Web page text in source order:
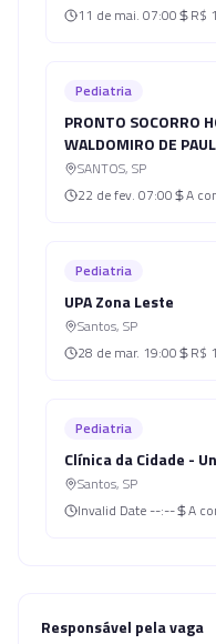
11 de mai. 07:00 R$
Pediatria
PRONTO SOCORRO
WALDOMIRO DE
SANTOS, SP
22 de fev. 07:00 A
Pediatria
UPA Zona Leste
Santos, SP
28 de mar. 19:00 R$
Pediatria
Clínica da Cidade -
Santos, SP
Invalid Date --:-- A
Responsável pela vaga